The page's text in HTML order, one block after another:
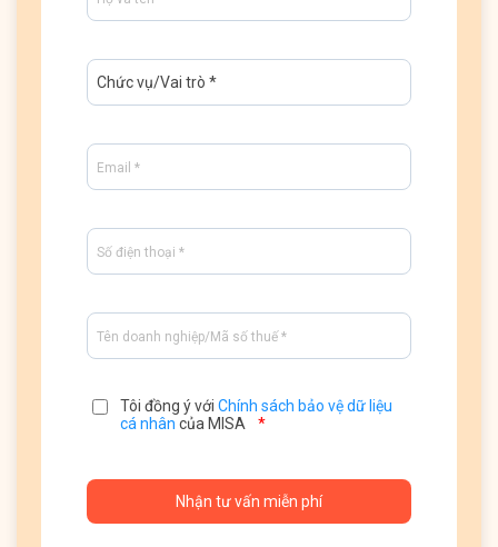
Tôi đồng ý với Chính sách bảo vệ dữ liệu
cá nhân của MISA *